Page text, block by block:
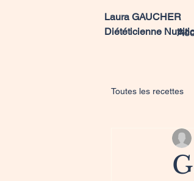
Laura GAUCHER
Diététicienne
Toutes les recettes